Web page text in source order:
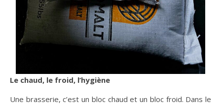
Le chaud, le froid, l’hygiène
Une brasserie, c’est un bloc chaud et un bloc froid. Dans le